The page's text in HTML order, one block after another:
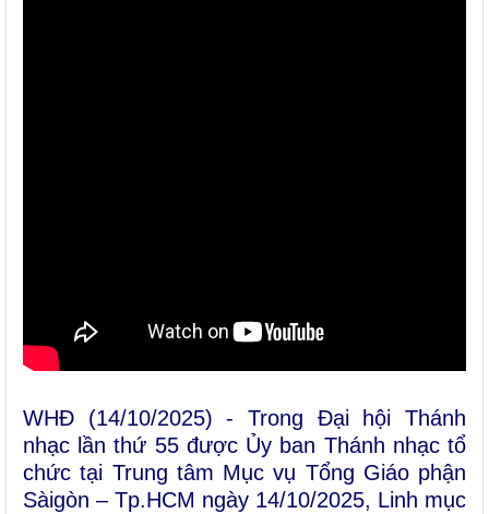
WHĐ (14/10/2025) - Trong Đại hội Thánh
nhạc lần thứ 55 được Ủy ban Thánh nhạc tổ
chức tại Trung tâm Mục vụ Tổng Giáo phận
Sàigòn – Tp.HCM ngày 14/10/2025, Linh mục